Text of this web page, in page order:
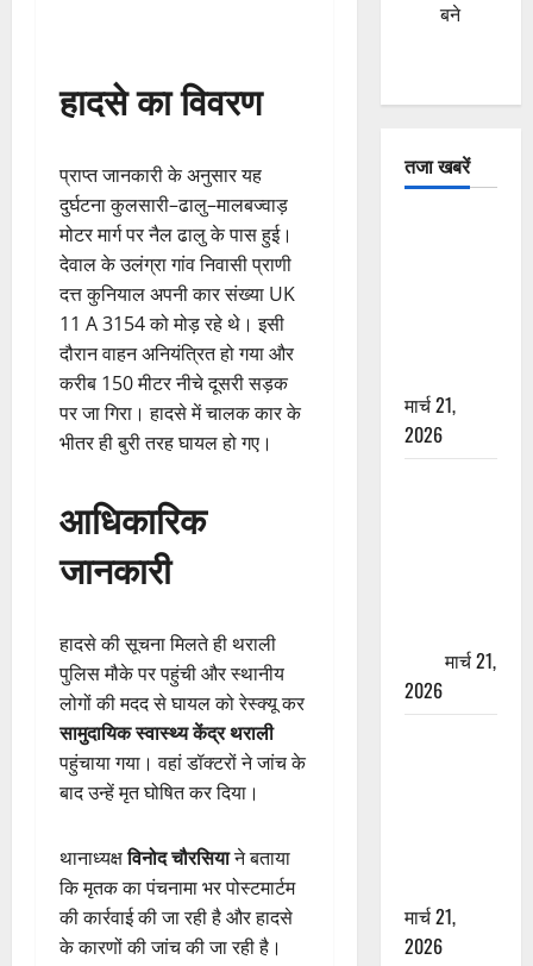
हादसे का विवरण
प्राप्त जानकारी के अनुसार यह
दुर्घटना कुलसारी–ढालु–मालबज्वाड़
मोटर मार्ग पर नैल ढालु के पास हुई।
देवाल के उलंग्रा गांव निवासी प्राणी
दत्त कुनियाल अपनी कार संख्या UK
11 A 3154 को मोड़ रहे थे। इसी
दौरान वाहन अनियंत्रित हो गया और
करीब 150 मीटर नीचे दूसरी सड़क
पर जा गिरा। हादसे में चालक कार के
भीतर ही बुरी तरह घायल हो गए।
आधिकारिक
जानकारी
हादसे की सूचना मिलते ही थराली
पुलिस मौके पर पहुंची और स्थानीय
लोगों की मदद से घायल को रेस्क्यू कर
सामुदायिक स्वास्थ्य केंद्र थराली
पहुंचाया गया। वहां डॉक्टरों ने जांच के
बाद उन्हें मृत घोषित कर दिया।
थानाध्यक्षविनोद चौरसियाने बताया
कि मृतक का पंचनामा भर पोस्टमार्टम
की कार्रवाई की जा रही है और हादसे
के कारणों की जांच की जा रही है।
बने
तजा खबरें
मार्च 21,
2026
मार्च 21,
2026
मार्च 21,
2026